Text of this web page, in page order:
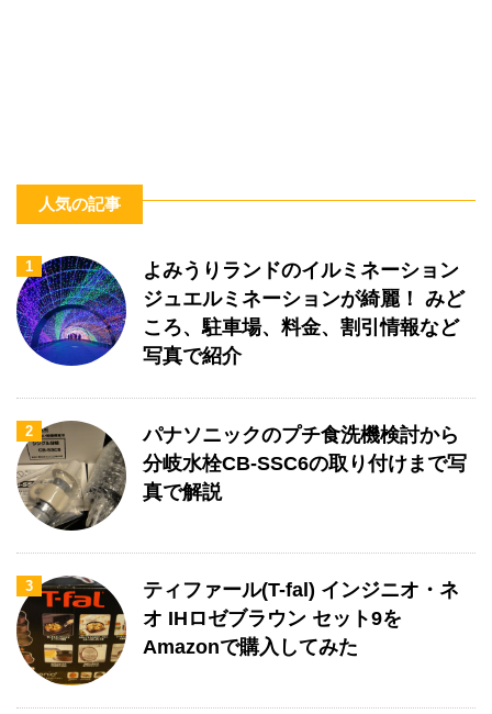
人気の記事
1
よみうりランドのイルミネーション
ジュエルミネーションが綺麗！ みど
ころ、駐車場、料金、割引情報など
写真で紹介
2
パナソニックのプチ食洗機検討から
分岐水栓CB-SSC6の取り付けまで写
真で解説
3
ティファール(T-fal) インジニオ・ネ
オ IHロゼブラウン セット9を
Amazonで購入してみた